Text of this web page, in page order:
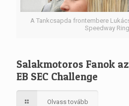
A Tankcsapda frontembere
Speedway
Salakmotoros Fanok
EB SEC Challenge
Olvass tovább